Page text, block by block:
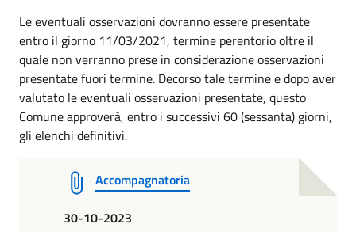
Le eventuali osservazioni dovranno essere presentate
entro il giorno 11/03/2021, termine perentorio oltre il
quale non verranno prese in considerazione osservazioni
presentate fuori termine. Decorso tale termine e dopo aver
valutato le eventuali osservazioni presentate, questo
Comune approverà, entro i successivi 60 (sessanta) giorni,
gli elenchi definitivi.
Accompagnatoria
30-10-2023